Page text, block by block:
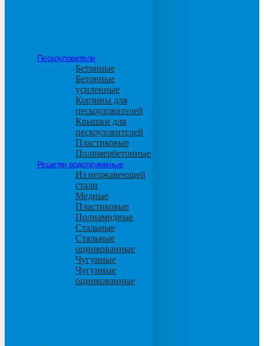
Пескоуловители
Бетонные
Бетонные
усиленные
Корзины для
пескоуловителей
Крышки для
пескоуловителей
Пластиковые
Полимербетонные
Решетки водоприемные
Из нержавеющей
стали
Медные
Пластиковые
Полиамидные
Стальные
Стальные
оцинкованные
Чугунные
Чугунные
оцинкованные